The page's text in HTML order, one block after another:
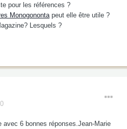
pour les références ?
Monogononta peut elle être utile ?
Lesquels ?
6 bonnes réponses.Jean-Marie